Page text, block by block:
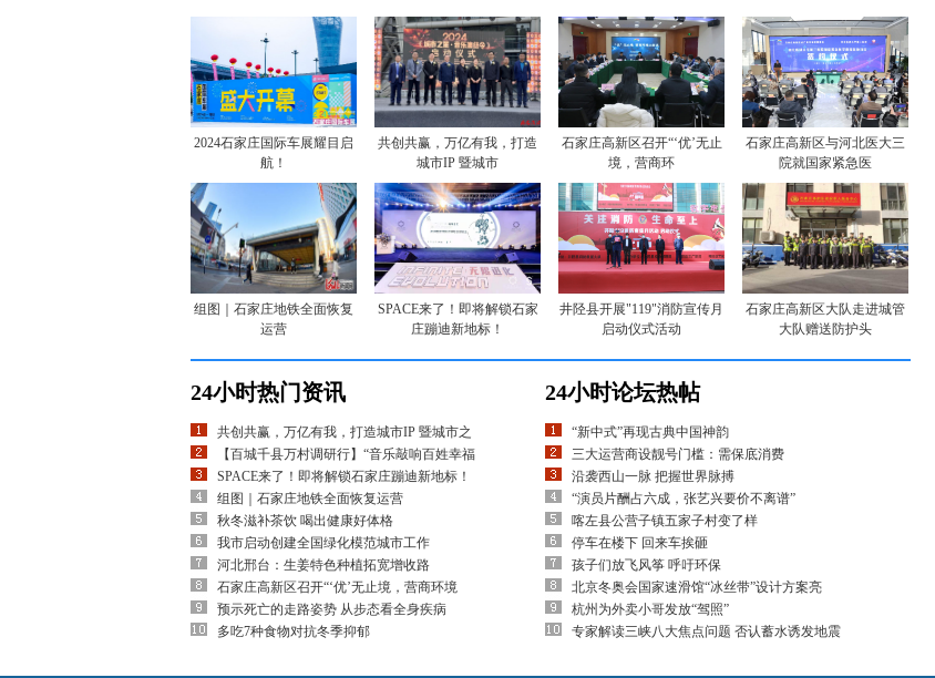
2024石家庄国际车展耀目启
航！
共创共赢，万亿有我，打造
城市IP 暨城市
石家庄高新区召开“‘优’无止
境，营商环
石家庄高新区与河北医大三
院就国家紧急医
组图｜石家庄地铁全面恢复
运营
SPACE来了！即将解锁石家
庄蹦迪新地标！
井陉县开展"119"消防宣传月
启动仪式活动
石家庄高新区大队走进城管
大队赠送防护头
24小时热门资讯
共创共赢，万亿有我，打造城市IP 暨城市之
【百城千县万村调研行】“音乐敲响百姓幸福
SPACE来了！即将解锁石家庄蹦迪新地标！
组图｜石家庄地铁全面恢复运营
秋冬滋补茶饮 喝出健康好体格
我市启动创建全国绿化模范城市工作
河北邢台：生姜特色种植拓宽增收路
石家庄高新区召开“‘优’无止境，营商环境
预示死亡的走路姿势 从步态看全身疾病
多吃7种食物对抗冬季抑郁
24小时论坛热帖
“新中式”再现古典中国神韵
三大运营商设靓号门槛：需保底消费
沿袭西山一脉 把握世界脉搏
“演员片酬占六成，张艺兴要价不离谱”
喀左县公营子镇五家子村变了样
停车在楼下 回来车挨砸
孩子们放飞风筝 呼吁环保
北京冬奥会国家速滑馆“冰丝带”设计方案亮
杭州为外卖小哥发放“驾照”
专家解读三峡八大焦点问题 否认蓄水诱发地震